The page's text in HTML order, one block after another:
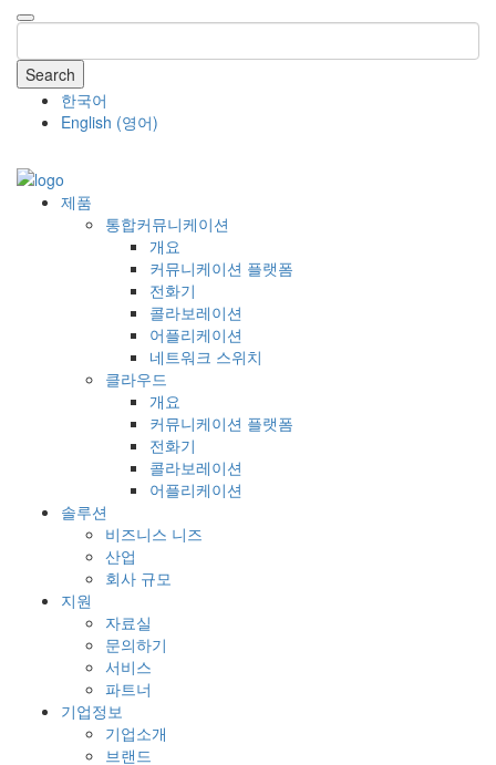
Search
한국어
English (영어)
제품
통합커뮤니케이션
개요
커뮤니케이션 플랫폼
전화기
콜라보레이션
어플리케이션
네트워크 스위치
클라우드
개요
커뮤니케이션 플랫폼
전화기
콜라보레이션
어플리케이션
솔루션
비즈니스 니즈
산업
회사 규모
지원
자료실
문의하기
서비스
파트너
기업정보
기업소개
브랜드